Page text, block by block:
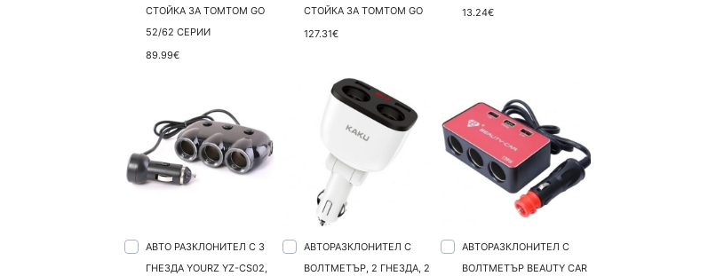
СТОЙКА ЗА TOMTOM GO
52/62 СЕРИИ
89.99€
СТОЙКА ЗА TOMTOM GO
127.31€
13.24€
АВТО РАЗКЛОНИТЕЛ С 3
ГНЕЗДА YOURZ YZ-CS02,
АВТОРАЗКЛОНИТЕЛ С
ВОЛТМЕТЪР, 2 ГНЕЗДА, 2
АВТОРАЗКЛОНИТЕЛ С
ВОЛТМЕТЪР BEAUTY CAR